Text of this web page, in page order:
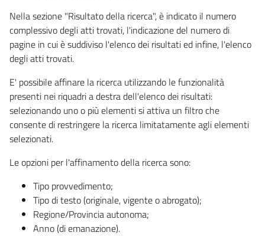
Nella sezione "Risultato della ricerca", è indicato il numero
complessivo degli atti trovati, l'indicazione del numero di
pagine in cui è suddiviso l'elenco dei risultati ed infine, l'elenco
degli atti trovati.
E' possibile affinare la ricerca utilizzando le funzionalità
presenti nei riquadri a destra dell'elenco dei risultati:
selezionando uno o più elementi si attiva un filtro che
consente di restringere la ricerca limitatamente agli elementi
selezionati.
Le opzioni per l'affinamento della ricerca sono:
Tipo provvedimento;
Tipo di testo (originale, vigente o abrogato);
Regione/Provincia autonoma;
Anno (di emanazione).